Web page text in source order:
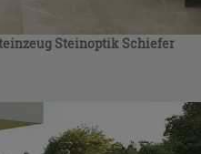
Steinoptik Schiefer